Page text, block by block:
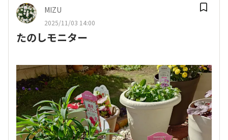
MIZU
2025/11/03 14:00
たのしモニター